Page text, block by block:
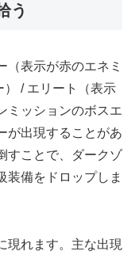
う
（表示が赤のエネミ
） / エリート（表示
ミッションのボスエ
が出現することがあ
すことで、ダークゾ
装備をドロップしま
現れます。主な出現